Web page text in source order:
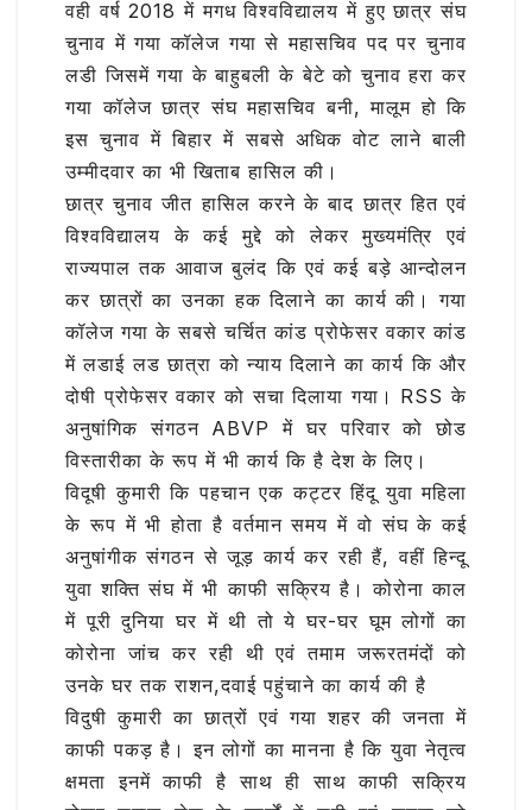
वही वर्ष 2018 में मगध विश्वविद्यालय में हुए छात्र संघ
चुनाव में गया कॉलेज गया से महासचिव पद पर चुनाव
लडी जिसमें गया के बाहुबली के बेटे को चुनाव हरा कर
गया कॉलेज छात्र संघ महासचिव बनी, मालूम हो कि
इस चुनाव में बिहार में सबसे अधिक वोट लाने बाली
उम्मीदवार का भी खिताब हासिल की।
छात्र चुनाव जीत हासिल करने के बाद छात्र हित एवं
विश्वविद्यालय के कई मुद्दे को लेकर मुख्यमंत्रि एवं
राज्यपाल तक आवाज बुलंद कि एवं कई बड़े आन्दोलन
कर छात्रों का उनका हक दिलाने का कार्य की। गया
कॉलेज गया के सबसे चर्चित कांड प्रोफेसर वकार कांड
में लडाई लड छात्रा को न्याय दिलाने का कार्य कि और
दोषी प्रोफेसर वकार को सचा दिलाया गया। RSS के
अनुषांगिक संगठन ABVP में घर परिवार को छोड
विस्तारीका के रूप में भी कार्य कि है देश के लिए।
विदूषी कुमारी कि पहचान एक कट्टर हिंदू युवा महिला
के रूप में भी होता है वर्तमान समय में वो संघ के कई
अनुषांगीक संगठन से जूड़ कार्य कर रही हैं, वहीं हिन्दू
युवा शक्ति संघ में भी काफी सक्रिय है। कोरोना काल
में पूरी दुनिया घर में थी तो ये घर-घर घूम लोगों का
कोरोना जांच कर रही थी एवं तमाम जरूरतमंदों को
उनके घर तक राशन,दवाई पहुंचाने का कार्य की है
विदुषी कुमारी का छात्रों एवं गया शहर की जनता में
काफी पकड़ है। इन लोगों का मानना है कि युवा नेतृत्व
क्षमता इनमें काफी है साथ ही साथ काफी सक्रिय